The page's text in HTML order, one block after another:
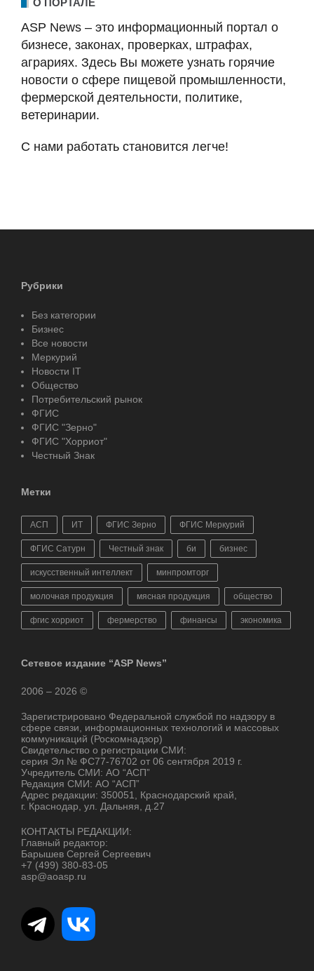
О ПОРТАЛЕ
ASP News – это информационный портал о
бизнесе, законах, проверках, штрафах,
аграриях. Здесь Вы можете узнать горячие
новости о сфере пищевой промышленности,
фермерской деятельности, политике,
ветеринарии.
С нами работать становится легче!
Рубрики
Без категории
Бизнес
Все новости
Меркурий
Новости IT
Общество
Потребительский рынок
ФГИС
ФГИС "Зерно"
ФГИС "Хорриот"
Честный Знак
Метки
АСП ИТ ФГИС Зерно ФГИС Меркурий
ФГИС Сатурн Честный знак би бизнес
искусственный интеллект минпромторг
молочная продукция мясная продукция общество
фгис хорриот фермерство финансы экономика
Сетевое издание “ASP News”
2006 – 2026 ©
Зарегистрировано Федеральной службой по надзору в
сфере связи, информационных технологий и массовых
коммуникаций (Роскомнадзор)
Свидетельство о регистрации СМИ:
серия Эл № ФС77-76702 от 06 сентября 2019 г.
Учредитель СМИ: АО “АСП”
Редакция СМИ: АО “АСП”
Адрес редакции: 350051, Краснодарский край,
г. Краснодар, ул. Дальняя, д.27
КОНТАКТЫ РЕДАКЦИИ:
Главный редактор:
Барышев Сергей Сергеевич
+7 (499) 380-83-05
asp@aoasp.ru